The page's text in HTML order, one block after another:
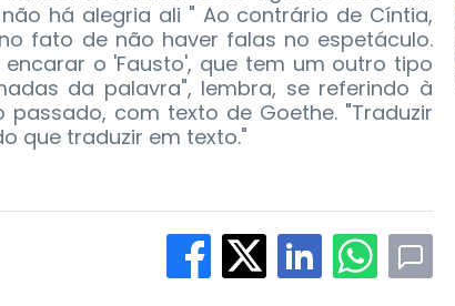
há alegria ali " Ao contrário de Cíntia,
fato de não haver falas no espetáculo.
o 'Fausto', que tem um outro tipo
da palavra", lembra, se referindo à
com texto de Goethe. "Traduzir
que traduzir em texto."